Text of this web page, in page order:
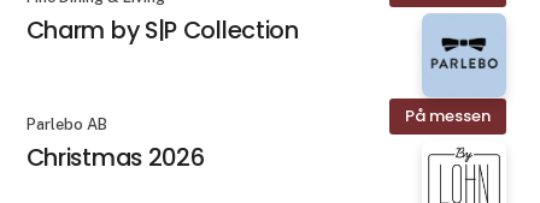
Charm by S|P Collection
På messen
Parlebo AB
Christmas 2026